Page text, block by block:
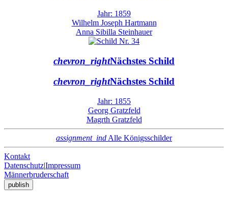
Jahr: 1859
Wilhelm Joseph Hartmann
Anna Sibilla Steinhauer
chevron_rightNächstes Schild
chevron_rightNächstes Schild
Jahr: 1855
Georg Gratzfeld
Magrth Gratzfeld
assignment_ind Alle Königsschilder
Kontakt
Datenschutz|Impressum
Männerbruderschaft
publish